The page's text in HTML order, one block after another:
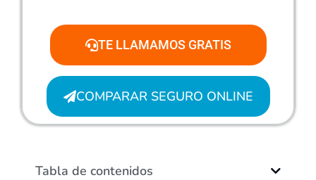
TE LLAMAMOS GRATIS
COMPARAR SEGURO ONLINE
Tabla de contenidos